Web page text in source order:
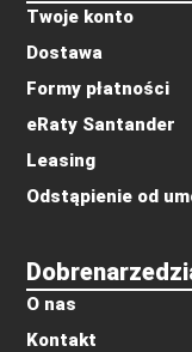
O nas
Kontakt
Twoje konto
Dostawa
Formy płatności
eRaty Santander
Leasing
Odstąpienie od